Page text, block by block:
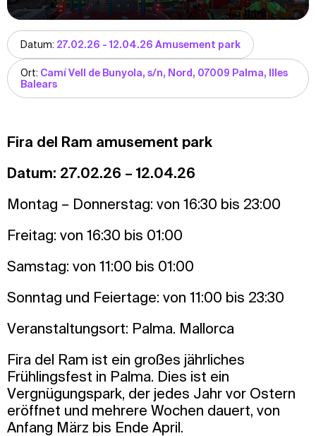
Datum: 27.02.26 - 12.04.26 Amusement park
Ort: Camí Vell de Bunyola, s/n, Nord, 07009 Palma, Illes
Balears
Fira del Ram amusement park
Datum: 27.02.26 – 12.04.26
Montag – Donnerstag: von 16:30 bis 23:00
Freitag: von 16:30 bis 01:00
Samstag: von 11:00 bis 01:00
Sonntag und Feiertage: von 11:00 bis 23:30
Veranstaltungsort: Palma. Mallorca
Fira del Ram ist ein großes jährliches
Frühlingsfest in Palma. Dies ist ein
Vergnügungspark, der jedes Jahr vor Ostern
eröffnet und mehrere Wochen dauert, von
Anfang März bis Ende April.